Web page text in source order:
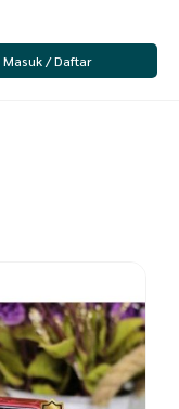
Masuk / Daftar